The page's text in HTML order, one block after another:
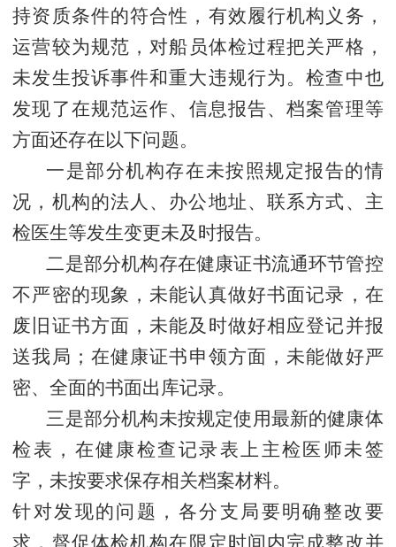
持资质条件的符合性，有效履行机构义务，
运营较为规范 ，对船员体检过程把关严格，
未发生投诉事件和重大违规行为 。检查中也
发现了在规范运作、信息报告、档案管理等
方面还存在以下问题。
一是部分机构存在未按照规定报告的情
况，机构的法人、办公地址、联系方式、主
检医生等发生变更未及时报告。
二是部分机构存在健康证书流通环节管控
不严密的现象，未能认真做好书面记录，在
废旧证书方面，未能及时做好相应登记并报
送我局 ；在健康证书申领方面，未能做好严
密、全面的书面出库记录。
三是部分机构未按规定使用最新的健康体
检表，在健康检查记录表上主检医师未签
字，未按要求保存相关档案材料。
针对发现的问题， 各分支局要明确整改要